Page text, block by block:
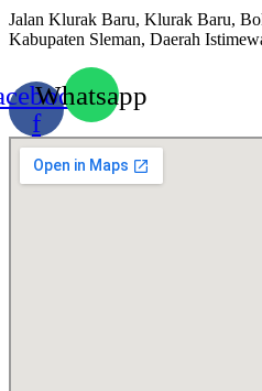
Jalan Klurak Baru, Klurak Baru,
Kabupaten Sleman, Daerah
f
Whatsapp